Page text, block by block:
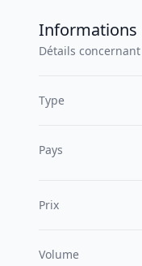
Informations
Détails
Type
Pays
Prix
Volume